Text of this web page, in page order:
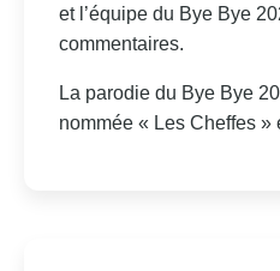
et l’équipe du Bye Bye
commentaires.
La parodie du Bye Bye
nommée « Les Cheffes »